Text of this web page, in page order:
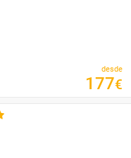
desde
177€